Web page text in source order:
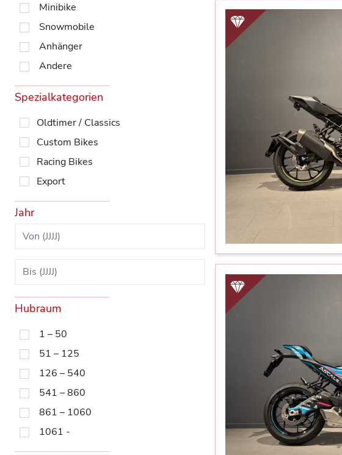
Minibike
Snowmobile
Anhänger
Andere
Spezialkategorien
Oldtimer / Classics
Custom Bikes
Racing Bikes
Export
Jahr
Hubraum
1 – 50
51 – 125
126 – 540
541 – 860
861 – 1060
1061 -